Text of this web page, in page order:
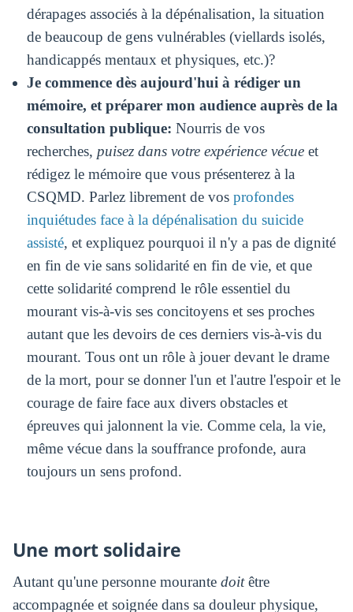
dérapages associés à la dépénalisation, la situation
de beaucoup de gens vulnérables (viellards isolés,
handicappés mentaux et physiques, etc.)?
Je commence dès aujourd'hui à rédiger un
mémoire, et préparer mon audience auprès de la
consultation publique: Nourris de vos
recherches, puisez dans votre expérience vécueet
rédigez le mémoire que vous présenterez à la
CSQMD. Parlez librement de vosprofondes
inquiétudes face à la dépénalisation du suicide
assisté, et expliquez pourquoi il n'y a pas de dignité
en fin de vie sans solidarité en fin de vie, et que
cette solidarité comprend le rôle essentiel du
mourant vis-à-vis ses concitoyens et ses proches
autant que les devoirs de ces derniers vis-à-vis du
mourant. Tous ont un rôle à jouer devant le drame
de la mort, pour se donner l'un et l'autre l'espoir et le
courage de faire face aux divers obstacles et
épreuves qui jalonnent la vie. Comme cela, la vie,
même vécue dans la souffrance profonde, aura
toujours un sens profond.
Une mort solidaire
Autant qu'une personne mourante doitêtre
accompagnée et soignée dans sa douleur physique,